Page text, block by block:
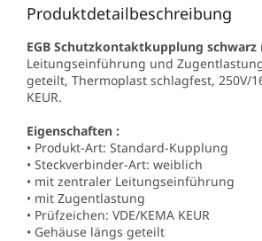
Produktdetailbeschreibung
EGB Schutzkontaktkupplung schwarz
Leitungseinführung und
geteilt, Thermoplast schlagfest, 250V/
KEUR.
Eigenschaften :
• Produkt-Art: Standard-Kupplung
• Steckverbinder-Art: weiblich
• mit zentraler Leitungseinführung
• mit Zugentlastung
• Prüfzeichen: VDE/KEMA KEUR
• Gehäuse längs geteilt